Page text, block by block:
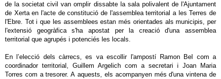
de la societat civil van omplir dissabte la sala polivalent de l'Ajuntament
de Xerta en l'acte de constitució de l'assemblea territorial a les Terres de
l'Ebre. Tot i que les assemblees estan més orientades als municipis, per
l'extensió geogràfica s'ha apostat per la creació d'una assemblea
territorial que agrupés i potenciés les locals.
En l’elecció dels càrrecs, es va escollir l'ampostí Ramon Bel com a
coordinador territorial, Guillem Argelich com a secretari i Joan Maria
Torres com a tresorer. A aquests, els acompanyen més d'una vintena de